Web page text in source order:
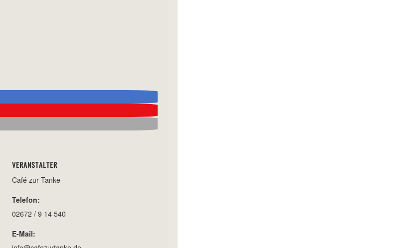
VERANSTALTER
Café zur Tanke
Telefon:
02672 / 9 14 540
E-Mail: